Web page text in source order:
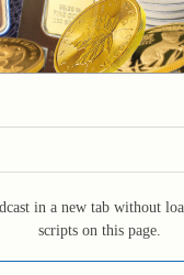
in a new tab without
scripts on this page.